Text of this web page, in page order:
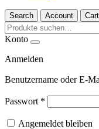
Search Account Cart
Konto
Anmelden
Benutzername oder E-
Passwort *
Angemeldet bleiben